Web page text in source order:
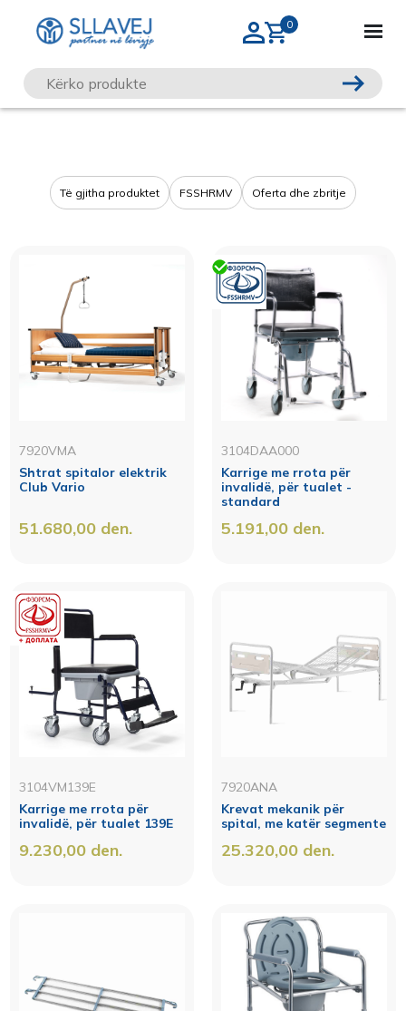
Të gjitha produktet FSSHRMV Oferta dhe zbritje
7920VMA
Shtrat spitalor elektrik
Club Vario
51.680,00 den.
3104DAA000
Karrige me rrota për
invalidë, për tualet -
standard
5.191,00 den.
3104VM139E
Karrige me rrota për
invalidë, për tualet 139E
9.230,00 den.
7920ANA
Krevat mekanik për
spital, me katër segmente
25.320,00 den.